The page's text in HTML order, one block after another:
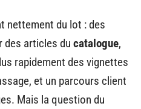
nettement du lot : des
des articles du catalogue,
rapidement des vignettes
et un parcours client
Mais la question du